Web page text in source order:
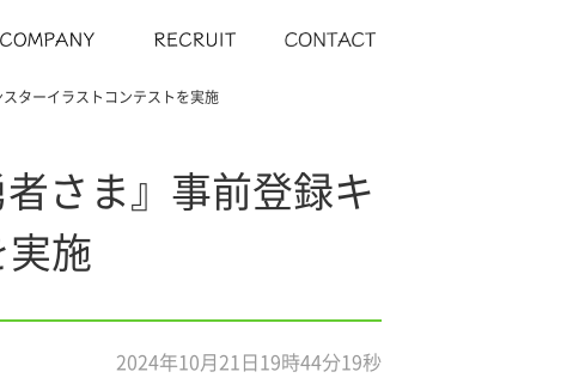
ターイラストコンテストを実施
さま』事前登録キ
実施
2024年10月21日19時44分19秒